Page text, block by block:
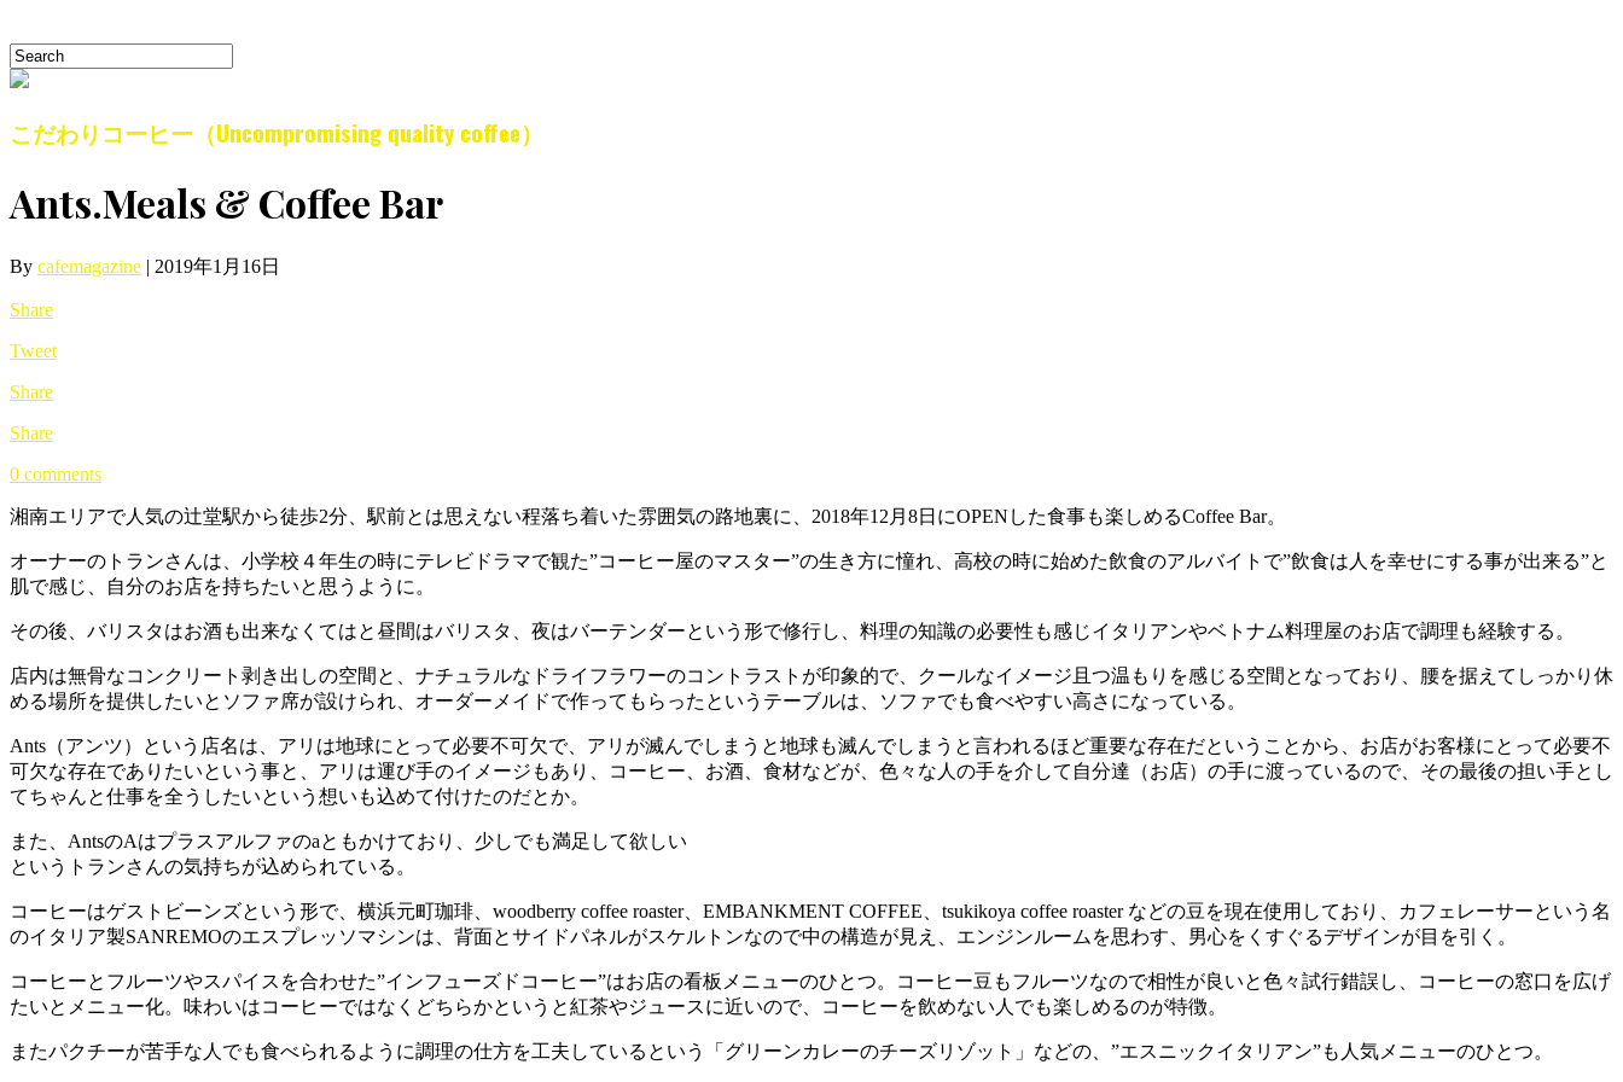
こだわりコーヒー（Uncompromising quality coffee）
Ants.Meals & Coffee Bar
By cafemagazine | 2019年1月16日
Share
Tweet
Share
Share
0 comments
湘南エリアで人気の辻堂駅から徒歩2分、駅前とは思えない程落ち着いた雰囲気の路地裏に、2018年12月8日にOPENした食事も楽しめるCoffee Bar。
オーナーのトランさんは、小学校４年生の時にテレビドラマで観た”コーヒー屋のマスター”の生き方に憧れ、高校の時に始めた飲食のアルバイトで”飲食は人を幸せにする事が出来る”と
肌で感じ、自分のお店を持ちたいと思うように。
その後、バリスタはお酒も出来なくてはと昼間はバリスタ、夜はバーテンダーという形で修行し、料理の知識の必要性も感じイタリアンやベトナム料理屋のお店で調理も経験する。
店内は無骨なコンクリート剥き出しの空間と、ナチュラルなドライフラワーのコントラストが印象的で、クールなイメージ且つ温もりを感じる空間となっており、腰を据えてしっかり休
める場所を提供したいとソファ席が設けられ、オーダーメイドで作ってもらったというテーブルは、ソファでも食べやすい高さになっている。
Ants（アンツ）という店名は、アリは地球にとって必要不可欠で、アリが滅んでしまうと地球も滅んでしまうと言われるほど重要な存在だということから、お店がお客様にとって必要不
可欠な存在でありたいという事と、アリは運び手のイメージもあり、コーヒー、お酒、食材などが、色々な人の手を介して自分達（お店）の手に渡っているので、その最後の担い手とし
てちゃんと仕事を全うしたいという想いも込めて付けたのだとか。
また、AntsのAはプラスアルファのaともかけており、少しでも満足して欲しい
というトランさんの気持ちが込められている。
コーヒーはゲストビーンズという形で、横浜元町珈琲、woodberry coffee roaster、EMBANKMENT COFFEE、tsukikoya coffee roaster などの豆を現在使用しており、カフェレーサーという名
のイタリア製SANREMOのエスプレッソマシンは、背面とサイドパネルがスケルトンなので中の構造が見え、エンジンルームを思わす、男心をくすぐるデザインが目を引く。
コーヒーとフルーツやスパイスを合わせた”インフューズドコーヒー”はお店の看板メニューのひとつ。コーヒー豆もフルーツなので相性が良いと色々試行錯誤し、コーヒーの窓口を広げ
たいとメニュー化。味わいはコーヒーではなくどちらかというと紅茶やジュースに近いので、コーヒーを飲めない人でも楽しめるのが特徴。
またパクチーが苦手な人でも食べられるように調理の仕方を工夫しているという「グリーンカレーのチーズリゾット」などの、”エスニックイタリアン”も人気メニューのひとつ。